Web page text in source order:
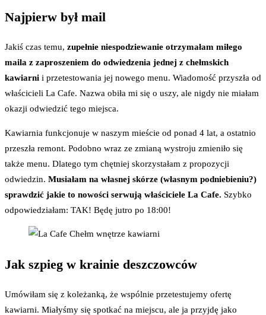
Najpierw był mail
Jakiś czas temu, zupełnie niespodziewanie otrzymałam miłego
maila z zaproszeniem do odwiedzenia jednej z chełmskich
kawiarni i przetestowania jej nowego menu. Wiadomość przyszła od
właścicieli La Cafe. Nazwa obiła mi się o uszy, ale nigdy nie miałam
okazji odwiedzić tego miejsca.
Kawiarnia funkcjonuje w naszym mieście od ponad 4 lat, a ostatnio
przeszła remont. Podobno wraz ze zmianą wystroju zmieniło się
także menu. Dlatego tym chętniej skorzystałam z propozycji
odwiedzin. Musiałam na własnej skórze (własnym podniebieniu?)
sprawdzić jakie to nowości serwują właściciele La Cafe. Szybko
odpowiedziałam: TAK! Będę jutro po 18:00!
Jak szpieg w krainie deszczowców
Umówiłam się z koleżanką, że wspólnie przetestujemy ofertę
kawiarni. Miałyśmy się spotkać na miejscu, ale ja przyjdę jako